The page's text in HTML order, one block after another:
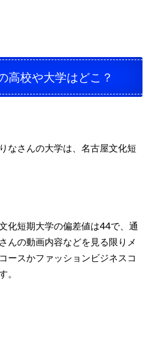
高校や大学はどこ？
なさんの大学は、名古屋文化短
化短期大学の偏差値は44で、通
んの動画内容などを見る限りメ
ースかファッションビジネスコ
。